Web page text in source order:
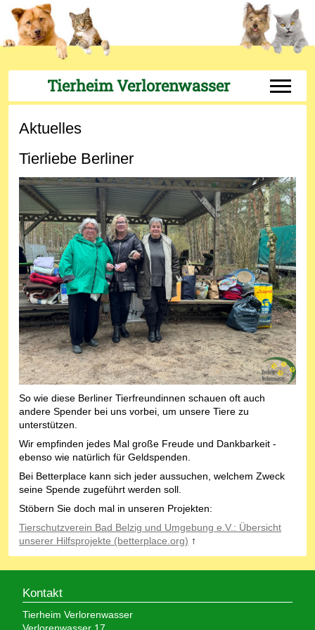
Tierheim Verlorenwasser Off-
Aktuelles
Tierliebe Berliner
So wie diese Berliner Tierfreundinnen schauen oft auch
andere Spender bei uns vorbei, um unsere Tiere zu
unterstützen.
Wir empfinden jedes Mal große Freude und Dankbarkeit -
ebenso wie natürlich für Geldspenden.
Bei Betterplace kann sich jeder aussuchen, welchem Zweck
seine Spende zugeführt werden soll.
Stöbern Sie doch mal in unseren Projekten:
Tierschutzverein Bad Belzig und Umgebung e.V.: Übersicht
unserer Hilfsprojekte (betterplace.org) ↑
Kontakt
Tierheim Verlorenwasser